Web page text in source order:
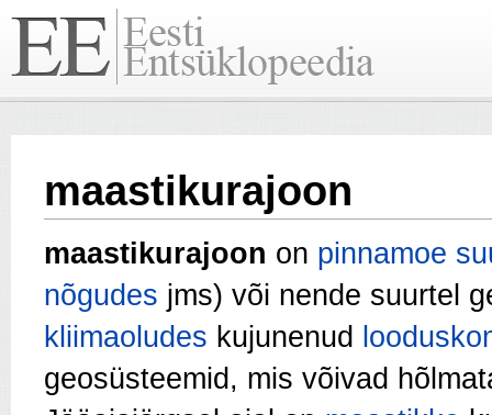
maastikurajoon
maastikurajoon on pinnamoe
nõgudes jms) või nende suurtel
kliimaoludes kujunenud
geosüsteemid, mis võivad